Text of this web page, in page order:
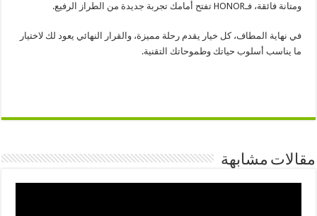
ومتانة فائقة، فـHONOR تفتح أمامك تجربة جديدة من الطراز الرفيع.
في نهاية المطاف، كل خيار يقدم رحلة مميزة، والقرار النهائي يعود لك لاختيار
ما يناسب أسلوب حياتك وطموحاتك التقنية.
مقالات مشابهة